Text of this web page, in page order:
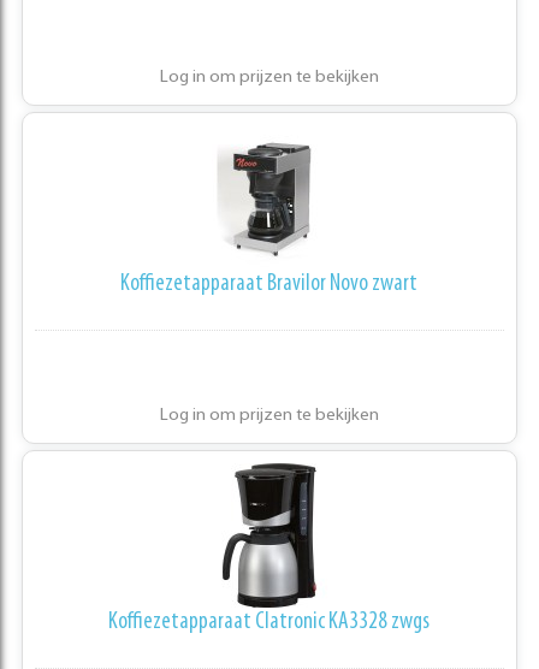
Log in om prijzen te bekijken
Koffiezetapparaat Bravilor Novo zwart
Log in om prijzen te bekijken
Koffiezetapparaat Clatronic KA3328 zwgs